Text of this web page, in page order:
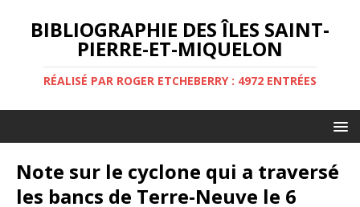
BIBLIOGRAPHIE DES ÎLES SAINT-
PIERRE-ET-MIQUELON
RÉALISÉ PAR ROGER ETCHEBERRY : 4972 ENTRÉES
Note sur le cyclone qui a traversé
les bancs de Terre-Neuve le 6